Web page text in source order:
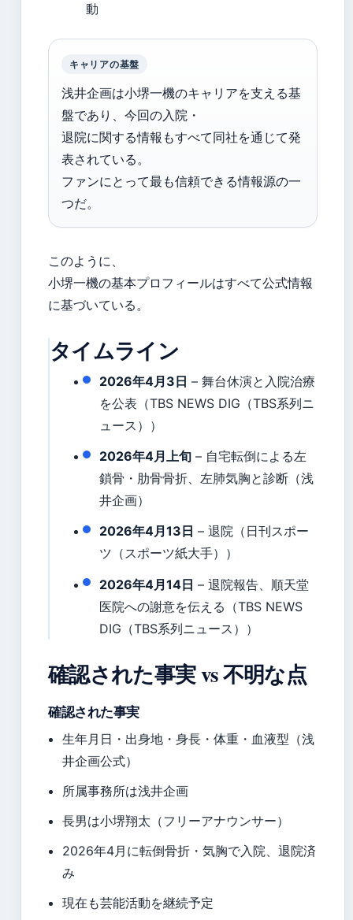
動
キャリアの基盤
浅井企画は小堺一機のキャリアを支える基
盤であり、今回の入院・
退院に関する情報もすべて同社を通じて発
表されている。
ファンにとって最も信頼できる情報源の一
つだ。
このように、
小堺一機の基本プロフィールはすべて公式情報
に基づいている。
タイムライン
2026年4月3日 – 舞台休演と入院治療
を公表（TBS NEWS DIG（TBS系列ニ
ュース））
2026年4月上旬 – 自宅転倒による左
鎖骨・肋骨骨折、左肺気胸と診断（浅
井企画）
2026年4月13日 – 退院（日刊スポー
ツ（スポーツ紙大手））
2026年4月14日 – 退院報告、順天堂
医院への謝意を伝える（TBS NEWS
DIG（TBS系列ニュース））
確認された事実 vs 不明な点
確認された事実
生年月日・出身地・身長・体重・血液型（浅
井企画公式）
所属事務所は浅井企画
長男は小堺翔太（フリーアナウンサー）
2026年4月に転倒骨折・気胸で入院、退院済
み
現在も芸能活動を継続予定